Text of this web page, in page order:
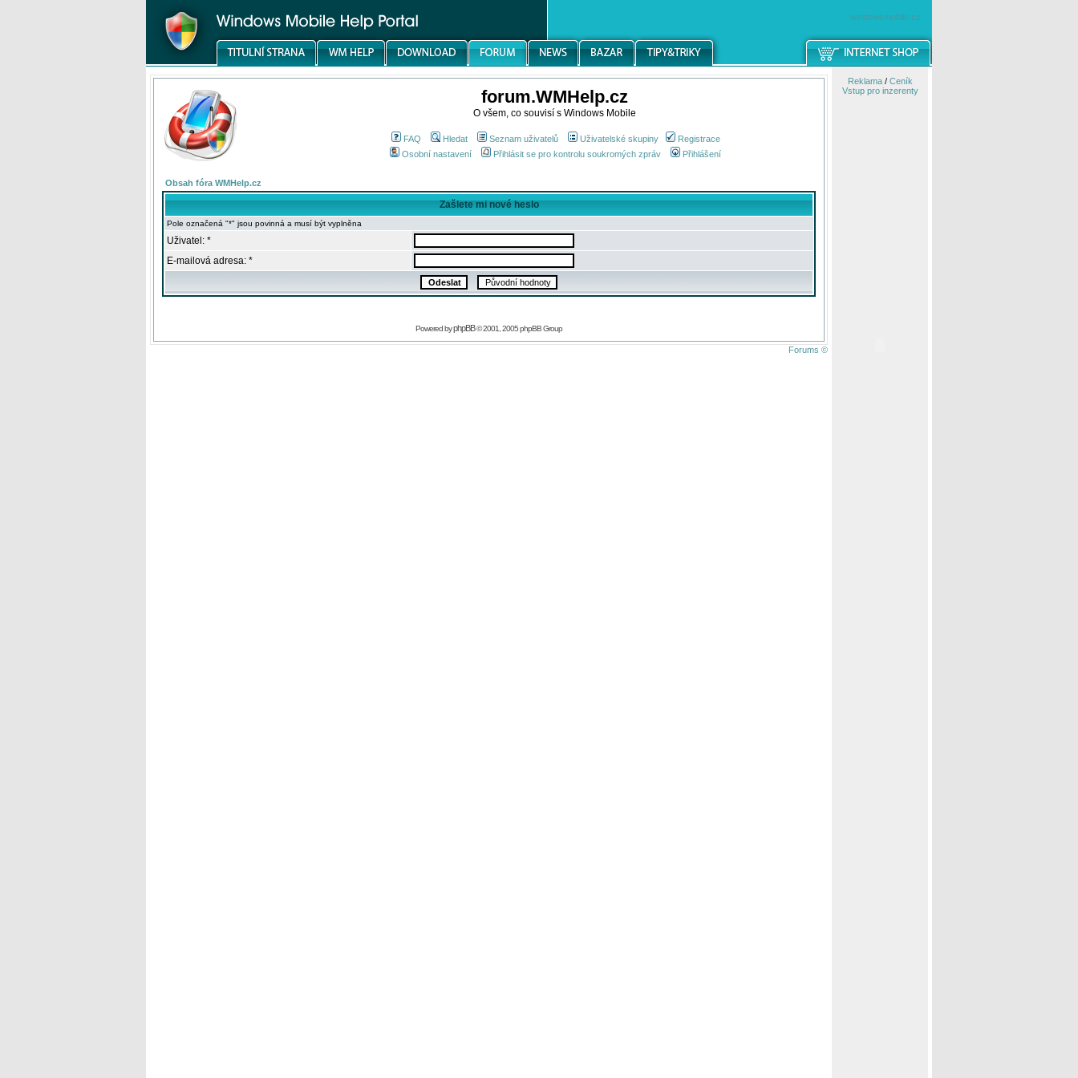
windowsmobile.cz
forum.WMHelp.cz
O všem, co souvisí s Windows Mobile
FAQ Hledat Seznam uživatelů Uživatelské skupiny
Registrace
Osobní nastavení
Přihlásit se pro kontrolu soukromých zpráv Přihlášení
Obsah fóra WMHelp.cz
Zašlete mi nové heslo
Pole označená "*" jsou povinná a musí být vyplněna
Uživatel: *
E-mailová adresa: *
Powered byphpBB© 2001, 2005 phpBB Group
Forums ©
Reklama/ Ceník
Vstup pro inzerenty